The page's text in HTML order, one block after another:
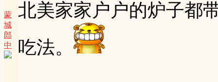
蒙
城
郎
中
北美家家户户的炉子都
吃法。